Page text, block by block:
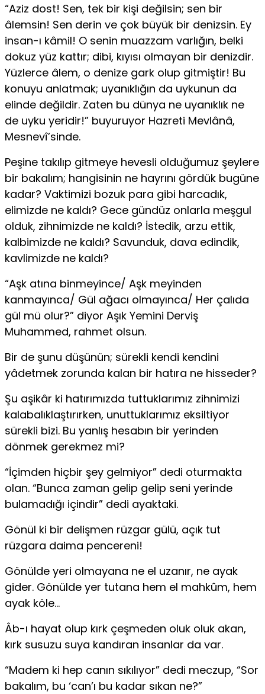
“Aziz dost! Sen, tek bir kişi değilsin; sen bir
âlemsin! Sen derin ve çok büyük bir denizsin. Ey
insan-ı kâmil! O senin muazzam varlığın, belki
dokuz yüz kattır; dibi, kıyısı olmayan bir denizdir.
Yüzlerce âlem, o denize gark olup gitmiştir! Bu
konuyu anlatmak; uyanıklığın da uykunun da
elinde değildir. Zaten bu dünya ne uyanıklık ne
de uyku yeridir!” buyuruyor Hazreti Mevlânâ,
Mesnevî’sinde.
Peşine takılıp gitmeye hevesli olduğumuz şeylere
bir bakalım; hangisinin ne hayrını gördük bugüne
kadar? Vaktimizi bozuk para gibi harcadık,
elimizde ne kaldı? Gece gündüz onlarla meşgul
olduk, zihnimizde ne kaldı? İstedik, arzu ettik,
kalbimizde ne kaldı? Savunduk, dava edindik,
kavlimizde ne kaldı?
“Aşk atına binmeyince/ Aşk meyinden
kanmayınca/ Gül ağacı olmayınca/ Her çalıda
gül mü olur?” diyor Aşık Yemini Derviş
Muhammed, rahmet olsun.
Bir de şunu düşünün; sürekli kendi kendini
yâdetmek zorunda kalan bir hatıra ne hisseder?
Şu aşikâr ki hatırımızda tuttuklarımız zihnimizi
kalabalıklaştırırken, unuttuklarımız eksiltiyor
sürekli bizi. Bu yanlış hesabın bir yerinden
dönmek gerekmez mi?
“İçimden hiçbir şey gelmiyor” dedi oturmakta
olan. “Bunca zaman gelip gelip seni yerinde
bulamadığı içindir” dedi ayaktaki.
Gönül ki bir delişmen rüzgar gülü, açık tut
rüzgara daima pencereni!
Gönülde yeri olmayana ne el uzanır, ne ayak
gider. Gönülde yer tutana hem el mahkûm, hem
ayak köle…
Âb-ı hayat olup kırk çeşmeden oluk oluk akan,
kırk susuzu suya kandıran insanlar da var.
“Madem ki hep canın sıkılıyor” dedi meczup, “Sor
bakalım, bu ‘can’ı bu kadar sıkan ne?”